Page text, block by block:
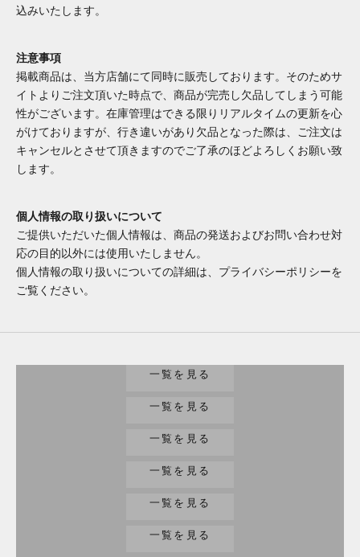
込みいたします。
注意事項
掲載商品は、当方店舗にて同時に販売しております。そのためサ
イトよりご注文頂いた時点で、商品が完売し欠品してしまう可能
性がございます。在庫管理はできる限りリアルタイムの更新を心
がけておりますが、行き違いがあり欠品となった際は、ご注文は
キャンセルとさせて頂きますのでご了承のほどよろしくお願い致
します。
個人情報の取り扱いについて
ご提供いただいた個人情報は、商品の発送およびお問い合わせ対
応の目的以外には使用いたしません。
個人情報の取り扱いについての詳細は、プライバシーポリシーを
ご覧ください。
一覧を見る
バッグ/財布
一覧を見る
家電
一覧を見る
工具
一覧を見る
趣味/楽器
一覧を見る
ジュエリー
一覧を見る
小物